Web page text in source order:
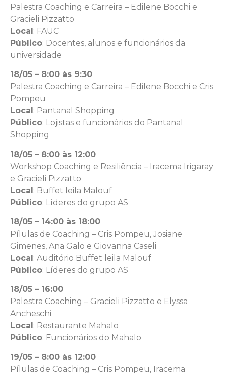
Palestra Coaching e Carreira – Edilene Bocchi e
Gracieli Pizzatto
Local: FAUC
Público: Docentes, alunos e funcionários da
universidade
18/05 – 8:00 às 9:30
Palestra Coaching e Carreira – Edilene Bocchi e Cris
Pompeu
Local : Pantanal Shopping
Público: Lojistas e funcionários do Pantanal
Shopping
18/05 – 8:00 às 12:00
Workshop Coaching e Resiliência – Iracema Irigaray
e Gracieli Pizzatto
Local: Buffet leila Malouf
Público: Líderes do grupo AS
18/05 – 14:00 às 18:00
Pílulas de Coaching – Cris Pompeu, Josiane
Gimenes, Ana Galo e Giovanna Caseli
Local: Auditório Buffet leila Malouf
Público: Líderes do grupo AS
18/05 – 16:00
Palestra Coaching – Gracieli Pizzatto e Elyssa
Ancheschi
Local : Restaurante Mahalo
Público: Funcionários do Mahalo
19/05 – 8:00 às 12:00
Pílulas de Coaching – Cris Pompeu, Iracema